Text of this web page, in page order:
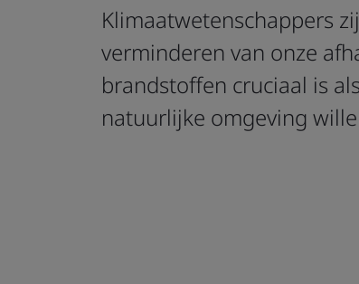
Klimaatwetenschappers
verminderen van onze
brandstoffen cruciaal is
natuurlijke omgeving